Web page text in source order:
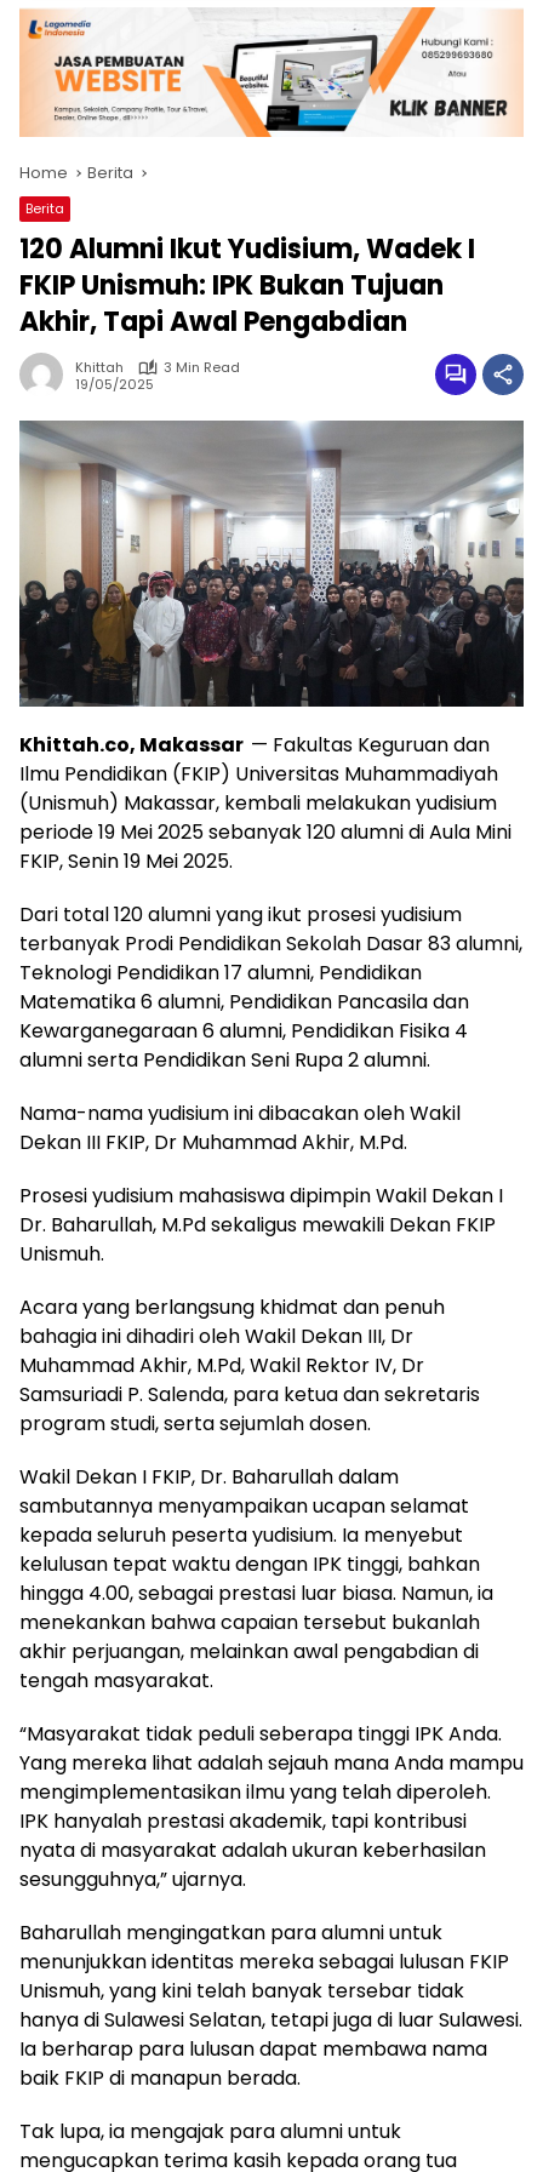
Home Berita
Berita
120 Alumni Ikut Yudisium, Wadek I
FKIP Unismuh: IPK Bukan Tujuan
Akhir, Tapi Awal Pengabdian
Khittah
3 Min Read
19/05/2025
Khittah.co, Makassar — Fakultas Keguruan dan
Ilmu Pendidikan (FKIP) Universitas Muhammadiyah
(Unismuh) Makassar, kembali melakukan yudisium
periode 19 Mei 2025 sebanyak 120 alumni di Aula Mini
FKIP, Senin 19 Mei 2025.
Dari total 120 alumni yang ikut prosesi yudisium
terbanyak Prodi Pendidikan Sekolah Dasar 83 alumni,
Teknologi Pendidikan 17 alumni, Pendidikan
Matematika 6 alumni, Pendidikan Pancasila dan
Kewarganegaraan 6 alumni, Pendidikan Fisika 4
alumni serta Pendidikan Seni Rupa 2 alumni.
Nama-nama yudisium ini dibacakan oleh Wakil
Dekan III FKIP, Dr Muhammad Akhir, M.Pd.
Prosesi yudisium mahasiswa dipimpin Wakil Dekan I
Dr. Baharullah, M.Pd sekaligus mewakili Dekan FKIP
Unismuh.
Acara yang berlangsung khidmat dan penuh
bahagia ini dihadiri oleh Wakil Dekan III, Dr
Muhammad Akhir, M.Pd, Wakil Rektor IV, Dr
Samsuriadi P. Salenda, para ketua dan sekretaris
program studi, serta sejumlah dosen.
Wakil Dekan I FKIP, Dr. Baharullah dalam
sambutannya menyampaikan ucapan selamat
kepada seluruh peserta yudisium. Ia menyebut
kelulusan tepat waktu dengan IPK tinggi, bahkan
hingga 4.00, sebagai prestasi luar biasa. Namun, ia
menekankan bahwa capaian tersebut bukanlah
akhir perjuangan, melainkan awal pengabdian di
tengah masyarakat.
“Masyarakat tidak peduli seberapa tinggi IPK Anda.
Yang mereka lihat adalah sejauh mana Anda mampu
mengimplementasikan ilmu yang telah diperoleh.
IPK hanyalah prestasi akademik, tapi kontribusi
nyata di masyarakat adalah ukuran keberhasilan
sesungguhnya,” ujarnya.
Baharullah mengingatkan para alumni untuk
menunjukkan identitas mereka sebagai lulusan FKIP
Unismuh, yang kini telah banyak tersebar tidak
hanya di Sulawesi Selatan, tetapi juga di luar Sulawesi.
Ia berharap para lulusan dapat membawa nama
baik FKIP di manapun berada.
Tak lupa, ia mengajak para alumni untuk
mengucapkan terima kasih kepada orang tua